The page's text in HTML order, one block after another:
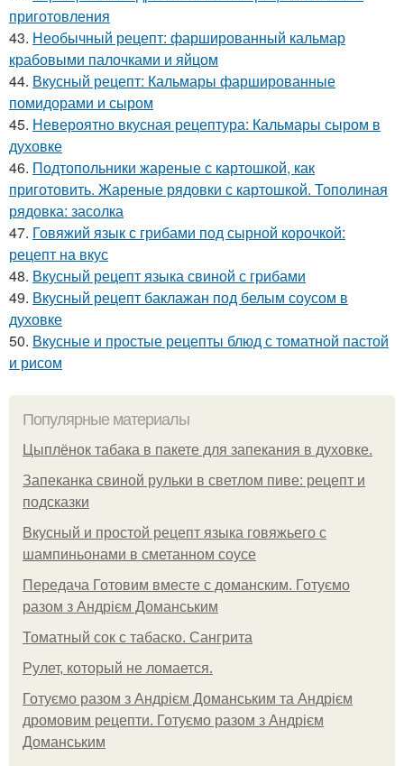
приготовления
43. Необычный рецепт: фаршированный кальмар
крабовыми палочками и яйцом
44. Вкусный рецепт: Кальмары фаршированные
помидорами и сыром
45. Невероятно вкусная рецептура: Кальмары сыром в
духовке
46. Подтопольники жареные с картошкой, как
приготовить. Жареные рядовки с картошкой. Тополиная
рядовка: засолка
47. Говяжий язык с грибами под сырной корочкой:
рецепт на вкус
48. Вкусный рецепт языка свиной с грибами
49. Вкусный рецепт баклажан под белым соусом в
духовке
50. Вкусные и простые рецепты блюд с томатной пастой
и рисом
Популярные материалы
Цыплёнок табака в пакете для запекания в духовке.
Запеканка свиной рульки в светлом пиве: рецепт и
подсказки
Вкусный и простой рецепт языка говяжьего с
шампиньонами в сметанном соусе
Передача Готовим вместе с доманским. Готуємо
разом з Андрієм Доманським
Томатный сок с табаско. Сангрита
Рулет, который не ломается.
Готуємо разом з Андрієм Доманським та Андрієм
дромовим рецепти. Готуємо разом з Андрієм
Доманським